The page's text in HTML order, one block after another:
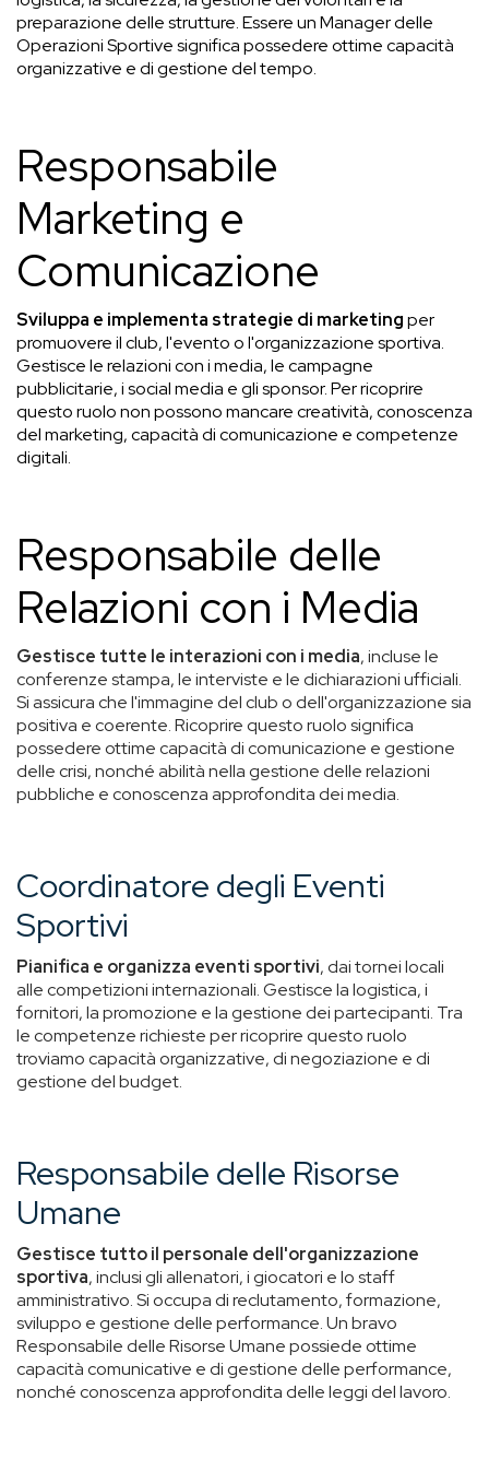
preparazione delle strutture. Essere un Manager delle
Operazioni Sportive significa possedere ottime capacità
organizzative e di gestione del tempo.
Responsabile
Marketing e
Comunicazione
Sviluppa e implementa strategie di marketingper
promuovere il club, l'evento o l'organizzazione sportiva.
Gestisce le relazioni con i media, le campagne
pubblicitarie, i social media e gli sponsor. Per ricoprire
questo ruolo non possono mancare creatività, conoscenza
del marketing, capacità di comunicazione e competenze
digitali.
Responsabile delle
Relazioni con i Media
Gestisce tutte le interazioni con i media, incluse le
conferenze stampa, le interviste e le dichiarazioni ufficiali.
Si assicura che l'immagine del club o dell'organizzazione sia
positiva e coerente. Ricoprire questo ruolo significa
possedere ottime capacità di comunicazione e gestione
delle crisi, nonché abilità nella gestione delle relazioni
pubbliche e conoscenza approfondita dei media.
Coordinatore degli Eventi
Sportivi
Pianifica e organizza eventi sportivi, dai tornei locali
alle competizioni internazionali. Gestisce la logistica, i
fornitori, la promozione e la gestione dei partecipanti. Tra
le competenze richieste per ricoprire questo ruolo
troviamo capacità organizzative, di negoziazione e di
gestione del budget.
Responsabile delle Risorse
Umane
Gestisce tutto il personale dell'organizzazione
sportiva, inclusi gli allenatori, i giocatori e lo staff
amministrativo. Si occupa di reclutamento, formazione,
sviluppo e gestione delle performance. Un bravo
Responsabile delle Risorse Umane possiede ottime
capacità comunicative e di gestione delle performance,
nonché conoscenza approfondita delle leggi del lavoro.